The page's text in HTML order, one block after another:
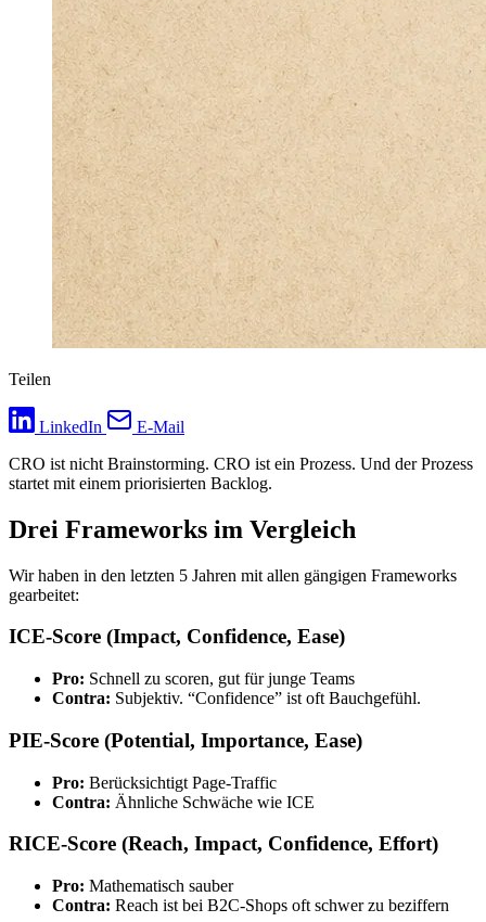
Teilen
LinkedIn
E-Mail
CRO ist nicht Brainstorming. CRO ist ein Prozess. Und der Prozess
startet mit einem priorisierten Backlog.
Drei Frameworks im Vergleich
Wir haben in den letzten 5 Jahren mit allen gängigen Frameworks
gearbeitet:
ICE-Score (Impact, Confidence, Ease)
Pro: Schnell zu scoren, gut für junge Teams
Contra: Subjektiv. “Confidence” ist oft Bauchgefühl.
PIE-Score (Potential, Importance, Ease)
Pro: Berücksichtigt Page-Traffic
Contra: Ähnliche Schwäche wie ICE
RICE-Score (Reach, Impact, Confidence, Effort)
Pro: Mathematisch sauber
Contra: Reach ist bei B2C-Shops oft schwer zu beziffern